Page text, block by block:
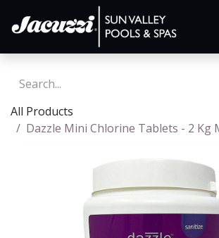
All Products
Dazzle Mini Chlorine Tablets - 2 Kg